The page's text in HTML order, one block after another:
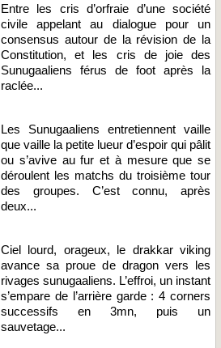
Entre les cris d’orfraie d’une société
civile appelant au dialogue pour un
consensus autour de la révision de la
Constitution, et les cris de joie des
Sunugaaliens férus de foot après la
raclée...
Les Sunugaaliens entretiennent vaille
que vaille la petite lueur d’espoir qui pâlit
ou s’avive au fur et à mesure que se
déroulent les matchs du troisième tour
des groupes. C’est connu, après
deux...
Ciel lourd, orageux, le drakkar viking
avance sa proue de dragon vers les
rivages sunugaaliens. L’effroi, un instant
s’empare de l’arrière garde : 4 corners
successifs en 3mn, puis un
sauvetage...